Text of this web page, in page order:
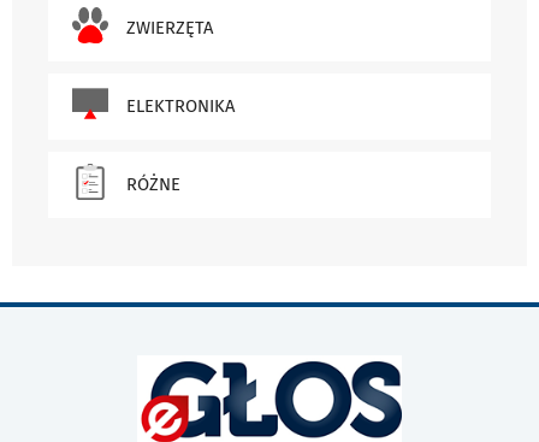
ZWIERZĘTA
ELEKTRONIKA
RÓŻNE